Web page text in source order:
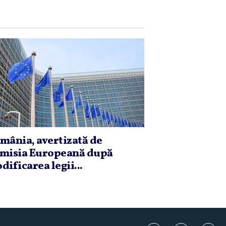
avertizată de
Europeană după
legii...